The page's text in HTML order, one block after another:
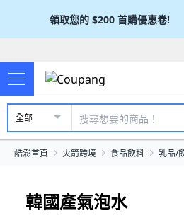
領取您的 $200 首購優惠卷!
全部
酷澎首頁 火箭跨境 食品飲料 乳品/
韓國產氣泡水